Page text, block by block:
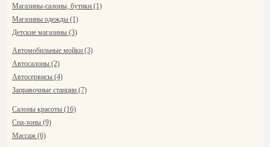
Магазины-салоны, бутики (1)
Магазины одежды (1)
Детские магазины (3)
Автомобильные мойки (3)
Автосалоны (2)
Автосервисы (4)
Заправочные станции (7)
Салоны красоты (16)
Спа-зоны (9)
Массаж (6)